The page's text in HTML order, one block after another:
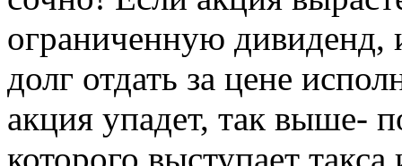
ограниченную дивиденд,
долг отдать за цене
акция упадет, так выше-
которого выступает